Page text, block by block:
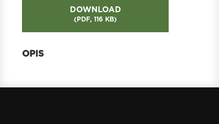
DOWNLOAD
( PDF, 116 KB)